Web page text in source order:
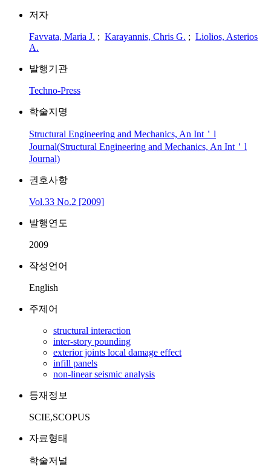
저자
Favvata, Maria J. ; Karayannis, Chris G. ; Liolios, Asterios
A.
발행기관
Techno-Press
학술지명
Structural Engineering and Mechanics, An Int＇l
Journal(Structural Engineering and Mechanics, An Int＇l
Journal)
권호사항
Vol.33 No.2 [2009]
발행연도
2009
작성언어
English
주제어
structural interaction
inter-story pounding
exterior joints local damage effect
infill panels
non-linear seismic analysis
등재정보
SCIE,SCOPUS
자료형태
학술저널